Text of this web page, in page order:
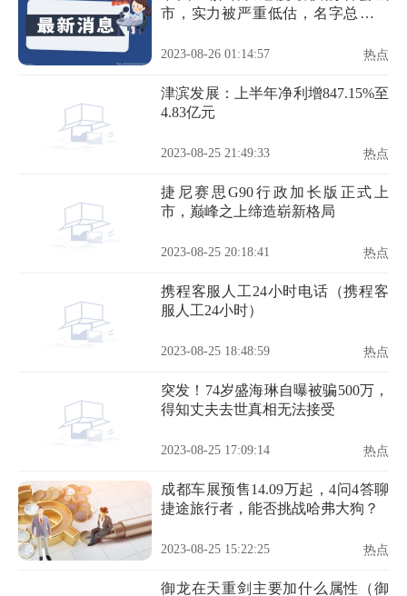
市，实力被严重低估，名字总被调
2023-08-26 01:14:57 热点
津滨发展：上半年净利增847.15%至
4.83亿元
2023-08-25 21:49:33 热点
捷尼赛思G90行政加长版正式上
市，巅峰之上缔造崭新格局
2023-08-25 20:18:41 热点
携程客服人工24小时电话（携程客
服人工24小时）
2023-08-25 18:48:59 热点
突发！74岁盛海琳自曝被骗500万，
得知丈夫去世真相无法接受
2023-08-25 17:09:14 热点
成都车展预售14.09万起，4问4答聊
捷途旅行者，能否挑战哈弗大狗？
2023-08-25 15:22:25 热点
御龙在天重剑主要加什么属性（御